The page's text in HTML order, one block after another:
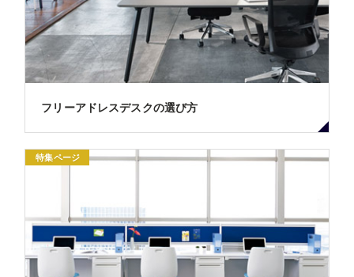
フリーアドレスデスクの選び方
特集ページ